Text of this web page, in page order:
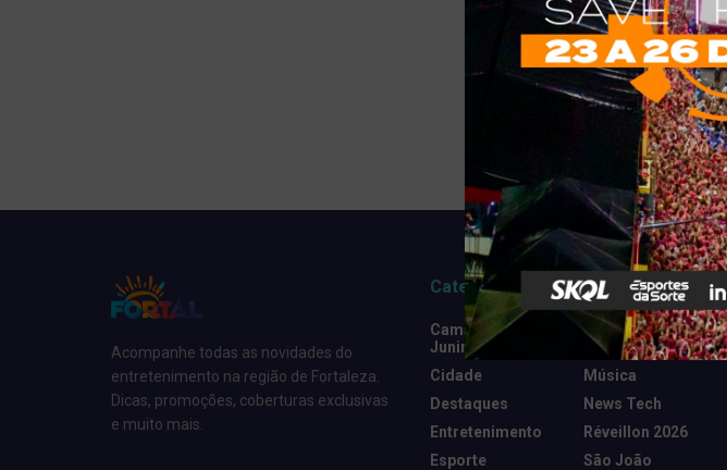
Acompanhe todas as novidades do
entretenimento na região de Fortaleza.
Dicas, promoções, coberturas exclusivas
e muito mais.
Categorias
Camarote Vip
Junino
Cidade
Destaques
Entretenimento
Esporte
Marketing E
Negócios
Música
News Tech
Réveillon 2026
São João